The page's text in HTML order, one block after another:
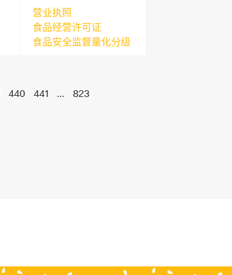
营业执照
食品经营许可证
食品安全监督量化分级
440 441 ... 823